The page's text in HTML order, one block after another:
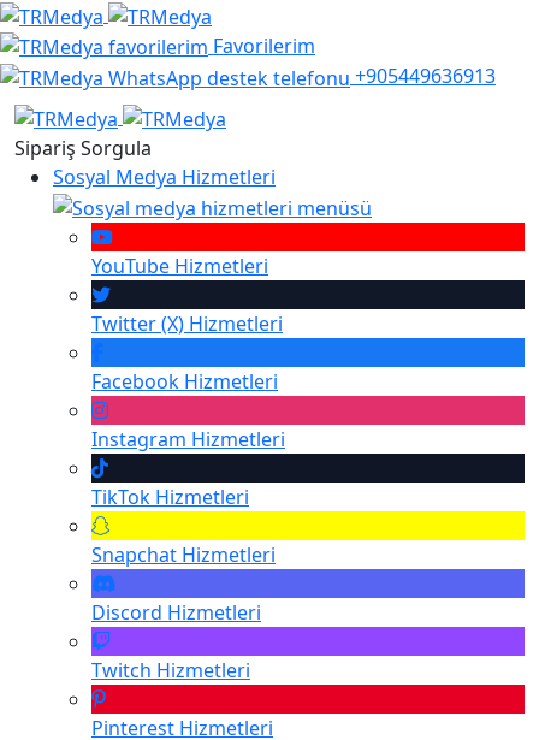
Favorilerim
+905449636913
Sipariş Sorgula
Sosyal Medya Hizmetleri
YouTube Hizmetleri
Twitter (X) Hizmetleri
Facebook Hizmetleri
Instagram Hizmetleri
TikTok Hizmetleri
Snapchat Hizmetleri
Discord Hizmetleri
Twitch Hizmetleri
Pinterest Hizmetleri